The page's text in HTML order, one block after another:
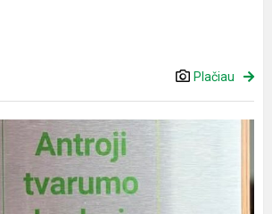
Plačiau